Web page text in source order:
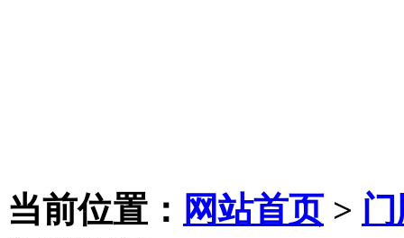
当前位置： 网站首页 >